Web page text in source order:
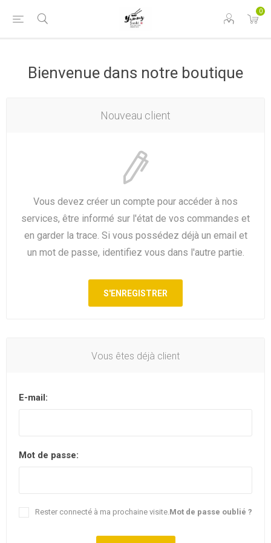
0
Bienvenue dans notre boutique
Nouveau client
Vous devez créer un compte pour accéder à nos
services, être informé sur l'état de vos commandes et
en garder la trace. Si vous possédez déjà un email et
un mot de passe, identifiez vous dans l'autre partie.
Vous êtes déjà client
E-mail:
Mot de passe:
Mot de passe oublié ?
Rester connecté à ma prochaine visite.